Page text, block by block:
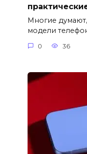
Многие
модели
0 36